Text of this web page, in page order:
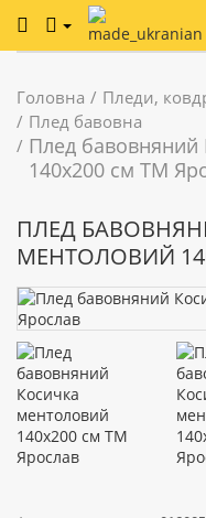
Головна Пледи,
Плед бавовна
Плед бавовняний
140х200 см ТМ
ПЛЕД
МЕНТОЛОВИЙ